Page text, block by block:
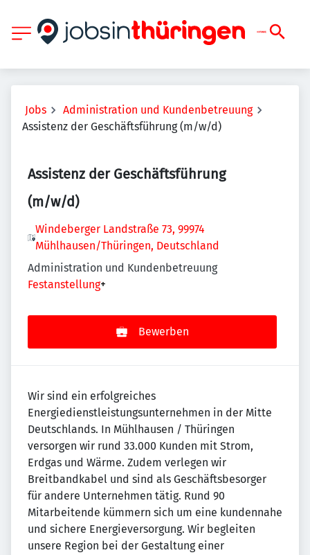
Jobs
Administration und Kundenbetreuung
Assistenz der Geschäftsführung (m/w/d)
Assistenz der Geschäftsführung
(m/w/d)
Windeberger Landstraße 73, 99974
Mühlhausen/Thüringen, Deutschland
Administration und Kundenbetreuung
Festanstellung+
Bewerben
Wir sind ein erfolgreiches
Energiedienstleistungsunternehmen in der Mitte
Deutschlands. In Mühlhausen / Thüringen
versorgen wir rund 33.000 Kunden mit Strom,
Erdgas und Wärme. Zudem verlegen wir
Breitbandkabel und sind als Geschäftsbesorger
für andere Unternehmen tätig. Rund 90
Mitarbeitende kümmern sich um eine kundennahe
und sichere Energieversorgung. Wir begleiten
unsere Region bei der Gestaltung einer